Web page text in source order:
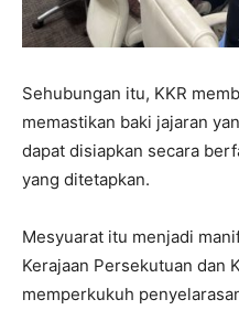
Sehubungan itu, KKR
memastikan baki jajaran
dapat disiapkan secara
yang ditetapkan.
Mesyuarat itu menjadi
Kerajaan Persekutuan dan
memperkukuh